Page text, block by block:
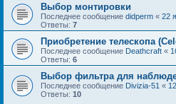
Выбор монтировки
Последнее сообщение didperm « 22
Ответы: 7
Приобретение телескопа
Последнее сообщение Deathcraft «
Ответы: 6
Выбор фильтра для
Последнее сообщение Divizia-51 «
Ответы: 10